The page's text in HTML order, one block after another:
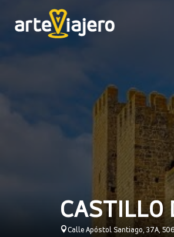
CASTILLO
Calle Apóstol Santiago, 37A,